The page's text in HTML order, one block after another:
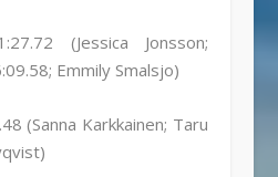
(Jessica Jonsson;
Emmily Smalsjo)
(Sanna Karkkainen; Taru